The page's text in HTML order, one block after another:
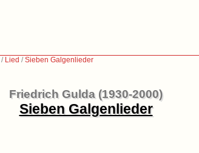
/ Lied /Sieben Galgenlieder
Friedrich Gulda (1930-2000)
Sieben Galgenlieder